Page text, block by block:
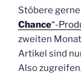
Stöbere gerne
Chance“-
zweiten
Artikel sind
Also